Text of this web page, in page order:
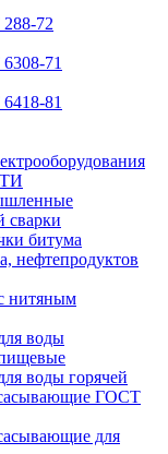
72
71
81
сварки
битума
нефтепродуктов
нитяным
воды
воды горячей
ГОСТ
для